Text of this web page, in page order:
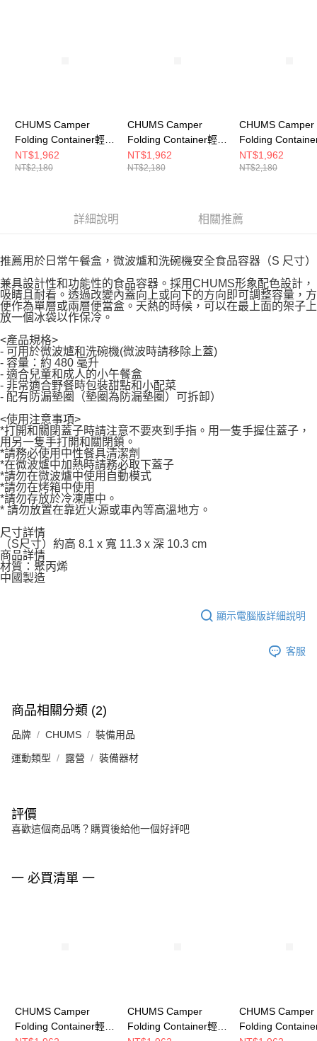
CHUMS Camper
Folding Container輕便
收納箱
CH621903R001
NT$1,962
NT$2,180
CHUMS Camper
Folding Container輕便
收納箱
CH621903M032
NT$1,962
NT$2,180
CHUMS Camper
Folding
收納箱
CH621903Y001
NT$1,962
NT$2,180
詳細說明 相關推薦
推薦用於日常午餐盒，微波爐和洗碗機安全食品容器（S 尺寸）
兼具設計性和功能性的食品容器。採用CHUMS形象配色設計，
吸睛且耐看。透過改變內蓋向上或向下的方向即可調整容量，方
便作為單層或兩層便當盒。天熱的時候，可以在最上面的架子上
放一個冰袋以作保冷。
<產品規格>
- 可用於微波爐和洗碗機(微波時請移除上蓋)
- 容量：約 480 毫升
- 適合兒童和成人的小午餐盒
- 非常適合野餐時包裝甜點和小配菜
- 配有防漏墊圈（墊圈為防漏墊圈）可拆卸）
<使用注意事項>
*打開和關閉蓋子時請注意不要夾到手指。用一隻手握住蓋子，
用另一隻手打開和關閉鎖。
*請務必使用中性餐具清潔劑
*在微波爐中加熱時請務必取下蓋子
*請勿在微波爐中使用自動模式
*請勿在烤箱中使用
*請勿存放於冷凍庫中。
* 請勿放置在靠近火源或車內等高溫地方。
尺寸詳情
（S尺寸）約高 8.1 x 寬 11.3 x 深 10.3 cm
商品詳情
材質：聚丙烯
中國製造
顯示電腦版詳細說明
客服
商品相關分類 (2)
品牌 CHUMS 裝備用品
運動類型 露營 裝備器材
評價
喜歡這個商品嗎？購買後給他一個好評吧
一 必買清單 一
CHUMS Camper
Folding Container輕便
CHUMS Camper
Folding Container輕便
CHUMS Camper
Folding